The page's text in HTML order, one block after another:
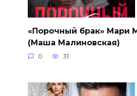
«Порочный брак» Мари
(Маша Малиновская)
0 31